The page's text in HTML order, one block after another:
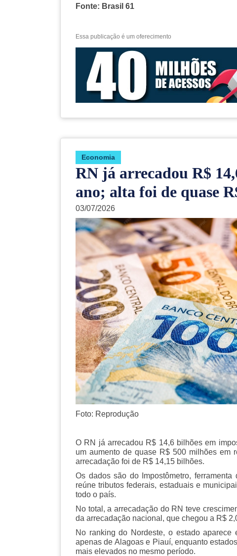
Fonte: Brasil 61
Essa publicação é um oferecimento
Economia
RN já arrecadou R$
ano; alta foi de quase
03/07/2026
Foto: Reprodução
O RN já arrecadou R$ 14,6 bilhões em
um aumento de quase R$ 500 milhões em
arrecadação foi de R$ 14,15 bilhões.
Os dados são do Impostômetro,
reúne tributos federais, estaduais e
todo o país.
No total, a arrecadação do RN teve
da arrecadação nacional, que chegou a R$
No ranking do Nordeste, o estado
apenas de Alagoas e Piauí, enquanto
mais elevados no mesmo período.